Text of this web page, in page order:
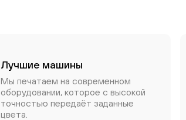
Лучшие машины
Мы печатаем на современном
оборудовании, которое с высокой
точностью передаёт заданные
цвета.